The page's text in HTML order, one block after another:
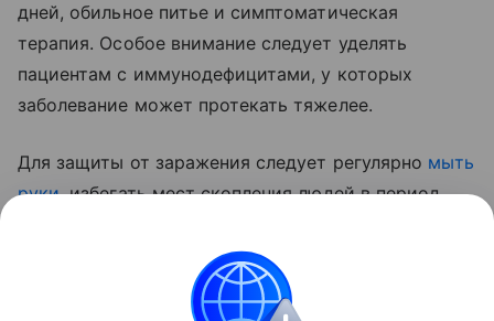
дней, обильное питье и симптоматическая
терапия. Особое внимание следует уделять
пациентам с иммунодефицитами, у которых
заболевание может протекать тяжелее.
Для защиты от заражения следует регулярно мыть
руки, избегать мест скопления людей в период
следует внимательно следить за гигиеной детей,
особенно после посещения общественных мест.